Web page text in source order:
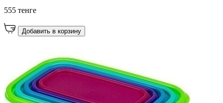
555 тенге
Добавить в корзину